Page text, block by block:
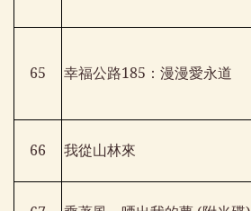
65 幸福公路185 ：漫漫愛永道
66 我從山林來